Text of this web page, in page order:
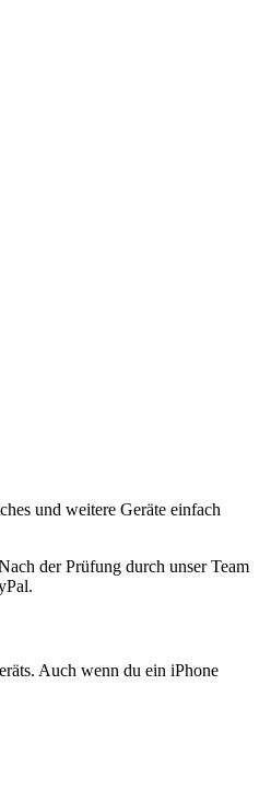
und weitere Geräte einfach
der Prüfung durch unser Team
Auch wenn du ein iPhone